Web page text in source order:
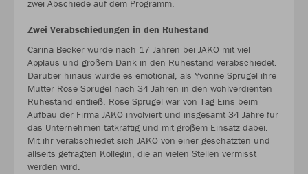
zwei Abschiede auf dem Programm.
Zwei Verabschiedungen in den Ruhestand
Carina Becker wurde nach 17 Jahren bei JAKO mit viel
Applaus und großem Dank in den Ruhestand verabschiedet.
Darüber hinaus wurde es emotional, als Yvonne Sprügel ihre
Mutter Rose Sprügel nach 34 Jahren in den wohlverdienten
Ruhestand entließ. Rose Sprügel war von Tag Eins beim
Aufbau der Firma JAKO involviert und insgesamt 34 Jahre für
das Unternehmen tatkräftig und mit großem Einsatz dabei.
Mit ihr verabschiedet sich JAKO von einer geschätzten und
allseits gefragten Kollegin, die an vielen Stellen vermisst
werden wird.